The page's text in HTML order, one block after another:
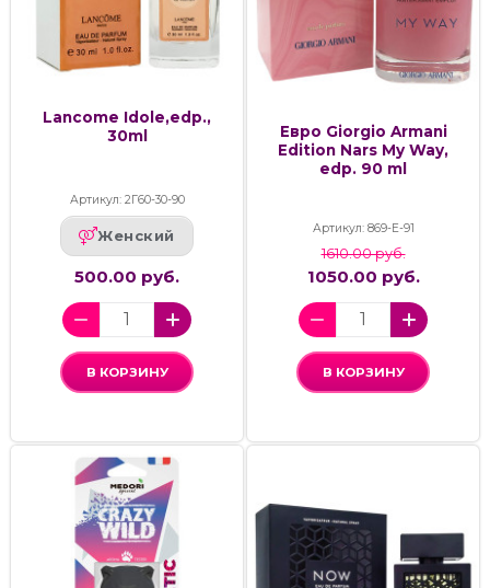
Lancome Idole,edp.,
30ml
Артикул: 2Г60-30-90
Женский
500.00 руб.
В КОРЗИНУ
Евро Giorgio Armani
Edition Nars My Way,
edp. 90 ml
Артикул: 869-E-91
1610.00 руб.
1050.00 руб.
В КОРЗИНУ